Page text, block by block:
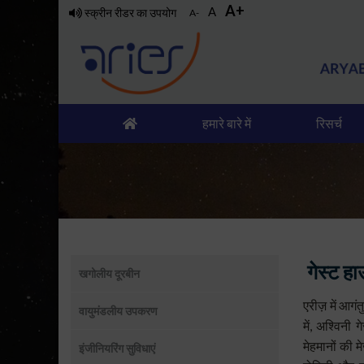
स्क्रीन रीडर का उपयोग A- A A+
हमारे बारे में रिसर्च
गेस्ट
एरीज़ में
में, अश्विनी
मेहमानों की
सुविधाएं
खगोलीय दूरबीन
वायुमंडलीय उपकरण
इंजीनियरिंग सुविधाएं